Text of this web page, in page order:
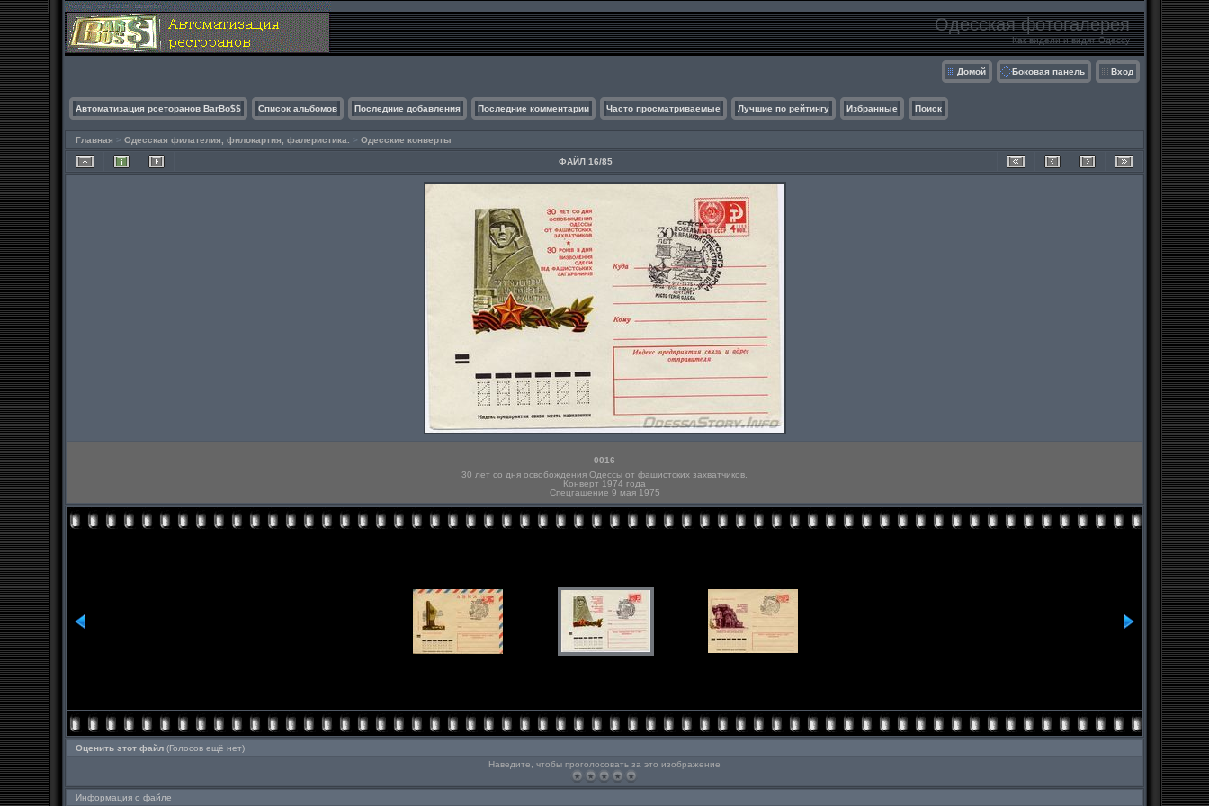
Одесская фотогалерея
Как видели и видят Одессу
Домой Боковая панель Вход
Автоматизация рсеторанов BarBo$$ Список альбомов Последние добавления Последние комментарии Часто просматриваемые Лучшие по рейтингу Избранные Поиск
Главная > Одесская филателия, филокартия, фалеристика. > Одесские конверты
ФАЙЛ 16/85
0016
30 лет со дня освобождения Одессы от фашистских захватчиков.
Конверт 1974 года
Спецгашение 9 мая 1975
Оценить этот файл (Голосов ещё нет)
Наведите, чтобы проголосовать за это изображение
Информация о файле